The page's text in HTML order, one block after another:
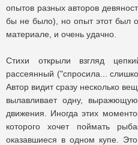
опытов разных авторов
бы не было), но опыт этот был
материале, и очень удачно.
Стихи открыли взгляд
рассеянный ("спросила...
Автор видит сразу несколько
вылавливает одну,
движения. Иногда этих
которого хочет поймать
оказавшиеся в одном купе.